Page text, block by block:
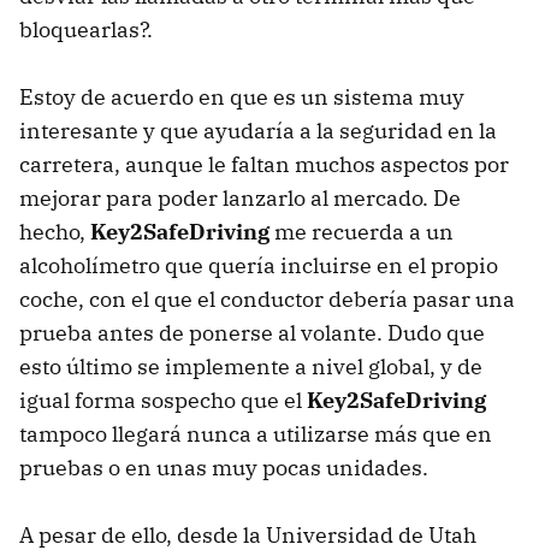
bloquearlas?.
Estoy de acuerdo en que es un sistema muy
interesante y que ayudaría a la seguridad en la
carretera, aunque le faltan muchos aspectos por
mejorar para poder lanzarlo al mercado. De
hecho, Key2SafeDrivingme recuerda a un
alcoholímetro que quería incluirse en el propio
coche, con el que el conductor debería pasar una
prueba antes de ponerse al volante. Dudo que
esto último se implemente a nivel global, y de
igual forma sospecho que elKey2SafeDriving
tampoco llegará nunca a utilizarse más que en
pruebas o en unas muy pocas unidades.
A pesar de ello, desde la Universidad de Utah